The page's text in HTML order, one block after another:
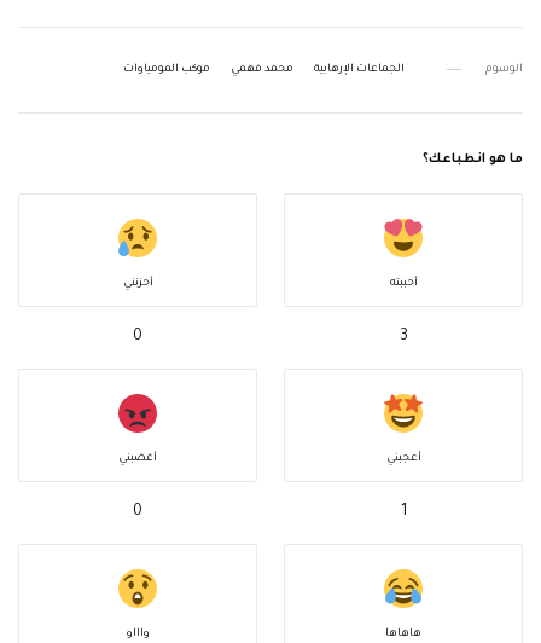
الوسوم الجماعات الإرهابية محمد فهمي موكب المومياوات
ما هو انطباعك؟
أحببته
3
أحزنني
0
أعجبني
1
أغضبني
0
هاهاها واااو